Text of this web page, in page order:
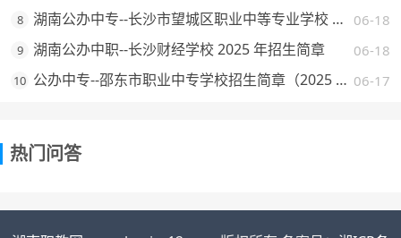
8 06-18
湖南公办中专--长沙市望城区职业中等专业学校 2025 年招生简章
9 06-18
湖南公办中职--长沙财经学校 2025 年招生简章
10 06-17
公办中专--邵东市职业中专学校招生简章（2025 年）
热门问答